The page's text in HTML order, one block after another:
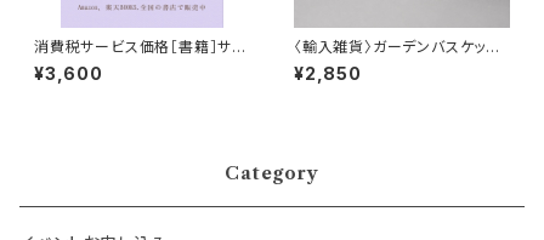
消費税サービス価格［書籍］サイ
ン入り「英国菓子事典」
¥3,600
〈輸入雑貨〉ガーデンバスケット
(アイボリー)
¥2,850
Category